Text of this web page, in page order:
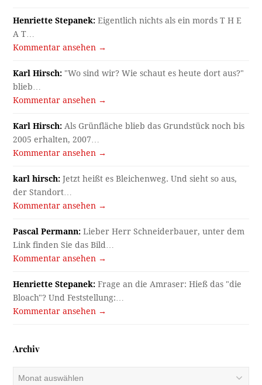
Henriette Stepanek: Eigentlich nichts als ein mords T H E
A T…
Kommentar ansehen →
Karl Hirsch: "Wo sind wir? Wie schaut es heute dort aus?"
blieb…
Kommentar ansehen →
Karl Hirsch: Als Grünfläche blieb das Grundstück noch bis
2005 erhalten, 2007…
Kommentar ansehen →
karl hirsch: Jetzt heißt es Bleichenweg. Und sieht so aus,
der Standort…
Kommentar ansehen →
Pascal Permann: Lieber Herr Schneiderbauer, unter dem
Link finden Sie das Bild…
Kommentar ansehen →
Henriette Stepanek: Frage an die Amraser: Hieß das "die
Bloach"? Und Feststellung:…
Kommentar ansehen →
Archiv